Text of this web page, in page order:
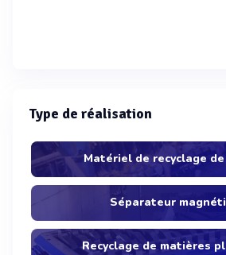
Type de réalisation
Matériel de recyclage
Séparateur
Recyclage de matières